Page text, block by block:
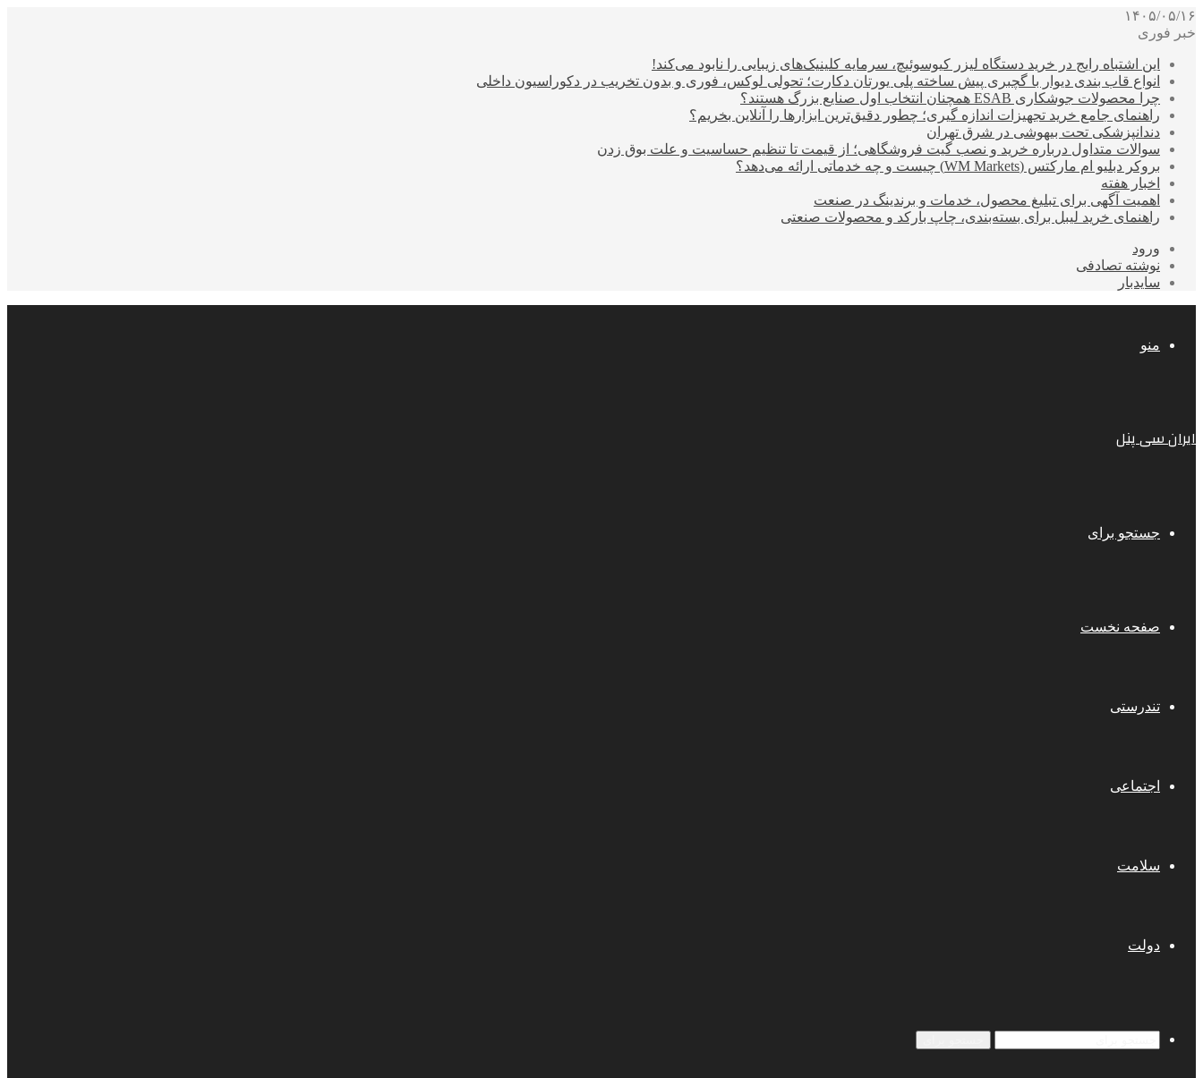
۱۴۰۵/۰۵/۱۶
خبر فوری
این اشتباه رایج در خرید دستگاه لیزر کیوسوئیچ، سرمایه کلینیک‌های زیبایی را نابود می‌کند!
انواع قاب بندی دیوار با گچبری پیش ساخته پلی یورتان دکارت؛ تحولی لوکس، فوری و بدون تخریب در دکوراسیون داخلی
چرا محصولات جوشکاری ESAB همچنان انتخاب اول صنایع بزرگ هستند؟
راهنمای جامع خرید تجهیزات اندازه گیری؛ چطور دقیق‌ترین ابزارها را آنلاین بخریم؟
دندانپزشکی تحت بیهوشی در شرق تهران
سوالات متداول درباره خرید و نصب گیت فروشگاهی؛ از قیمت تا تنظیم حساسیت و علت بوق زدن
بروکر دبلیو ام مارکتس (WM Markets) چیست و چه خدماتی ارائه می‌دهد؟
اخبار هفته
اهمیت آگهی برای تبلیغ محصول، خدمات و برندینگ در صنعت
راهنمای خرید لیبل برای بسته‌بندی، چاپ بارکد و محصولات صنعتی
ورود
نوشته تصادفی
سایدبار
منو
ایران سی پنل
جستجو برای
صفحه نخست
تندرستی
اجتماعی
سلامت
دولت